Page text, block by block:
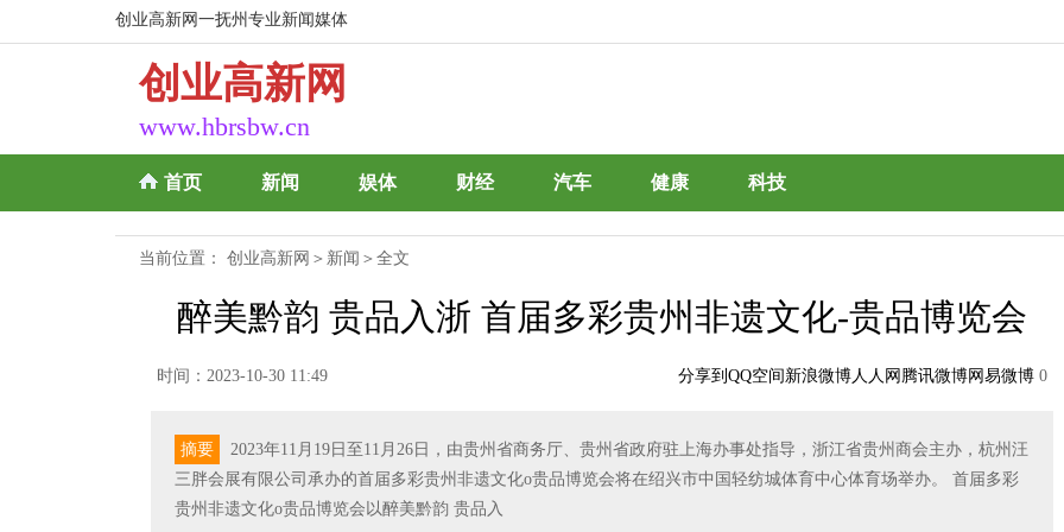
创业高新网一抚州专业新闻媒体
创业高新网
www.hbrsbw.cn
首页 新闻 娱体 财经 汽车 健康 科技
当前位置： 创业高新网 ＞ 新闻 ＞全文
醉美黔韵 贵品入浙 首届多彩贵州非遗文化-贵品博览会
时间：2023-10-30 11:49 分享到 QQ空间 新浪微博人人网 腾讯微博网易微博 0
摘要
2023年11月19日至11月26日，由贵州省商务厅、贵州省政府驻上海办事处指导，浙江省贵州商会主办，杭州汪
三胖会展有限公司承办的首届多彩贵州非遗文化o贵品博览会将在绍兴市中国轻纺城体育中心体育场举办。 首届多彩
贵州非遗文化o贵品博览会以醉美黔韵 贵品入